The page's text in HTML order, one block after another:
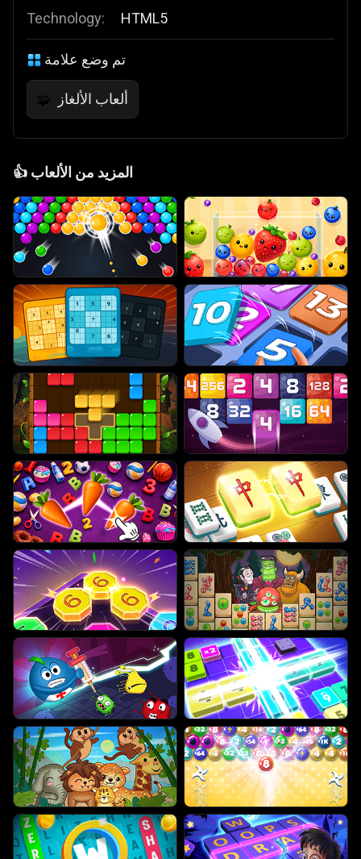
Technology:
HTML5
تم وضع علامة
🧩 ألعاب الألغاز
👍 المزيد من الألعاب